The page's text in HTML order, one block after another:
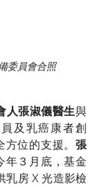
委員會合照
人張淑儀醫生與
及乳癌康者創
位的支援。 張
年３月底，基金
乳房 X 光造影檢